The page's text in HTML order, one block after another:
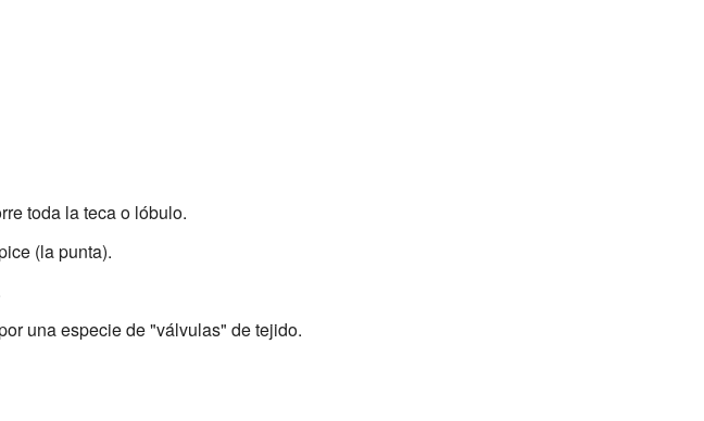
toda la teca o lóbulo.
(la punta).
una especie de "válvulas" de tejido.